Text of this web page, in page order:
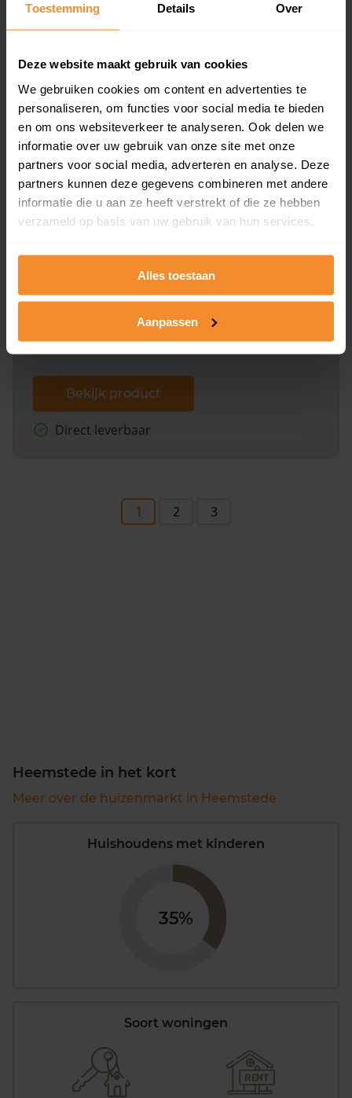
Toestemming Details Over
Deze website maakt gebruik van cookies
We gebruiken cookies om content en advertenties te
personaliseren, om functies voor social media te bieden
en om ons websiteverkeer te analyseren. Ook delen we
informatie over uw gebruik van onze site met onze
partners voor social media, adverteren en analyse. Deze
partners kunnen deze gegevens combineren met andere
informatie die u aan ze heeft verstrekt of die ze hebben
verzameld op basis van uw gebruik van hun services.
Alles toestaan
Aanpassen
en koopdatum) binnen een postcodegebied. Dit
inclusief een jaar lang gratis updates van nieuwe
Bekijk product
Direct leverbaar
Kadastrale kaart pakket
Alleen globale ligging perceel
omliggende percelen met de kadastrale erfgrenzen,
dit inclusief de luchtfoto!
Bekijk product
Direct leverbaar
1 2 3
Heemstede in het kort
Meer over de huizenmarkt in Heemstede
Huishoudens met kinderen
35%
Soort woningen